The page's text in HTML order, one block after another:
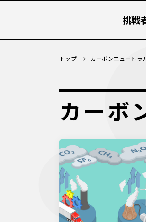
挑戦
トップ カーボンニュートラ
カーボ